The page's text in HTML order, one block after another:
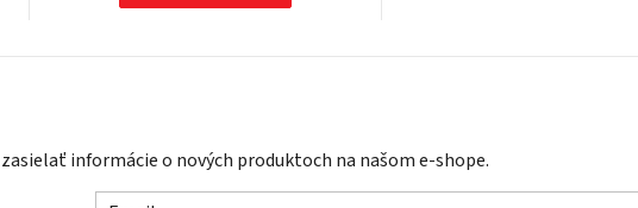
informácie o nových produktoch na našom e-shope.